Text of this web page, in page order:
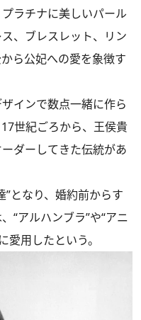
ラチナに美しいパール
、ブレスレット、リン
ら公妃への愛を象徴す
インで数点一緒に作ら
世紀ごろから、王侯貴
ダーしてきた伝統があ
となり、婚約前からす
“アルハンブラ”や“アニ
愛用したという。